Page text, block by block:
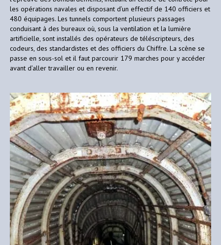
les opérations navales et disposant d’un effectif de 140 officiers et
480 équipages. Les tunnels comportent plusieurs passages
conduisant à des bureaux où, sous la ventilation et la lumière
artificielle, sont installés des opérateurs de téléscripteurs, des
codeurs, des standardistes et des officiers du Chiffre. La scène se
passe en sous-sol et il faut parcourir 179 marches pour y accéder
avant d’aller travailler ou en revenir.